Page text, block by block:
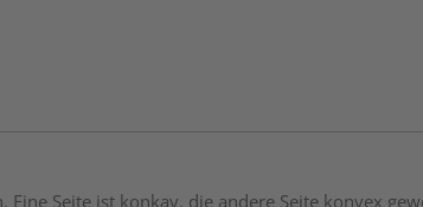
Seite ist konkav, die andere Seite konvex